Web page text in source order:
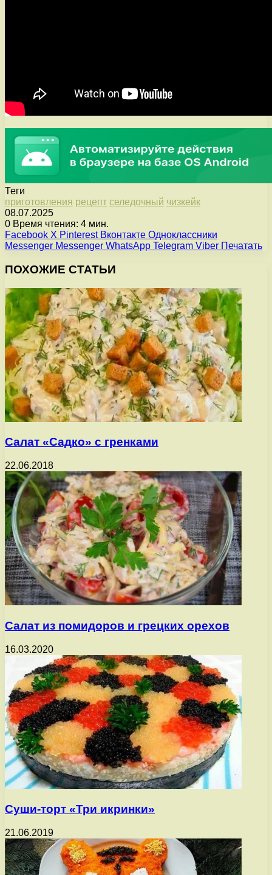
Теги
приготовления рецепт селедочный чизкейк
08.07.2025
0 Время чтения: 4 мин.
Facebook X Pinterest Вконтакте Одноклассники
Messenger Messenger WhatsApp Telegram Viber Печатать
ПОХОЖИЕ СТАТЬИ
Салат «Садко» с гренками
22.06.2018
Салат из помидоров и грецких орехов
16.03.2020
Суши-торт «Три икринки»
21.06.2019